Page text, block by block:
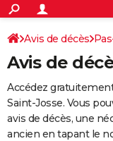
ACTUALITÉS
Politique
Société
Faits Divers
Education
Monde
Villes
+
SPORT
Coupe du monde 2026
Football
Tennis
Cyclisme
Rugby
Forum
Programme TV
TNT
Streaming
Cinéma
Sorties cinéma
Musique
+
FINANCE
Retraite
Impôts
Epargne
Immobilier
Risques naturels par
Banque
Assurance
Crédit
AUTO
Avis de décès
Avis de
Accédez
Saint-Josse. Vous
avis de décès, une
ancien en tapant le